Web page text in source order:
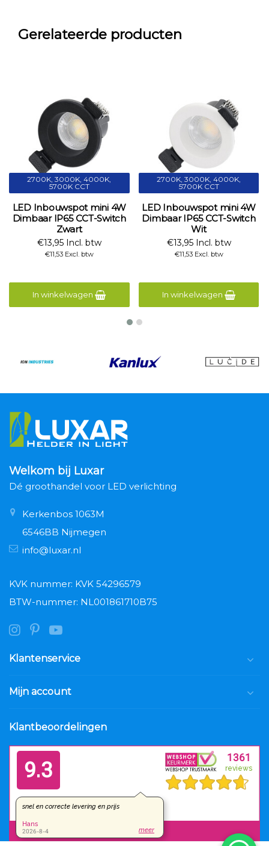
Gerelateerde producten
2700K, 3000K, 4000K,
5700K CCT
LED Inbouwspot mini 4W
Dimbaar IP65 CCT-Switch
Zwart
€13,95 Incl. btw
€11,53 Excl. btw
In winkelwagen
2700K, 3000K, 4000K,
5700K CCT
LED Inbouwspot mini 4W
Dimbaar IP65 CCT-Switch
Wit
€13,95 Incl. btw
€11,53 Excl. btw
In winkelwagen
Welkom bij Luxar
Dé groothandel voor LED verlichting
Kerkenbos 1063M
6546BB Nijmegen
info@luxar.nl
KVK nummer: KVK 54296579
BTW-nummer: NL001861710B75
Klantenservice
Mijn account
Klantbeoordelingen